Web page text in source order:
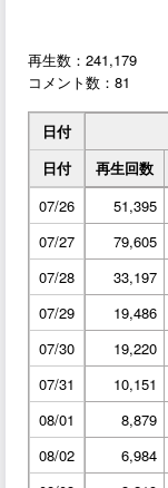
再生数：241,179
コメント数：81
日付
日付
再生回数
07/26
51,395
07/27
79,605
07/28
33,197
07/29
19,486
07/30
19,220
07/31
10,151
08/01
8,879
08/02
6,984